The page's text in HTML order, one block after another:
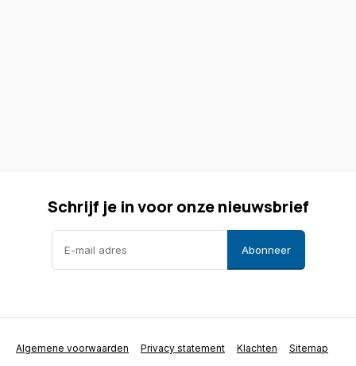
Schrijf je in voor onze nieuwsbrief
Abonneer
Algemene voorwaarden Privacy statement Klachten Sitemap